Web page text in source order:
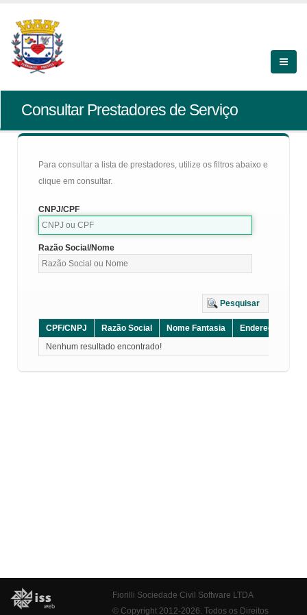
Consultar Prestadores de Serviço
Para consultar a lista de prestadores, utilize os filtros abaixo e
clique em consultar.
CNPJ/CPF
Razão Social/Nome
Pesquisar
CPF/CNPJ Razão Social Nome Fantasia Endereço
Nenhum resultado encontrado!
Fiorilli Sociedade Civil Software LTDA
© Copyright 2012-2026. Todos os Direitos